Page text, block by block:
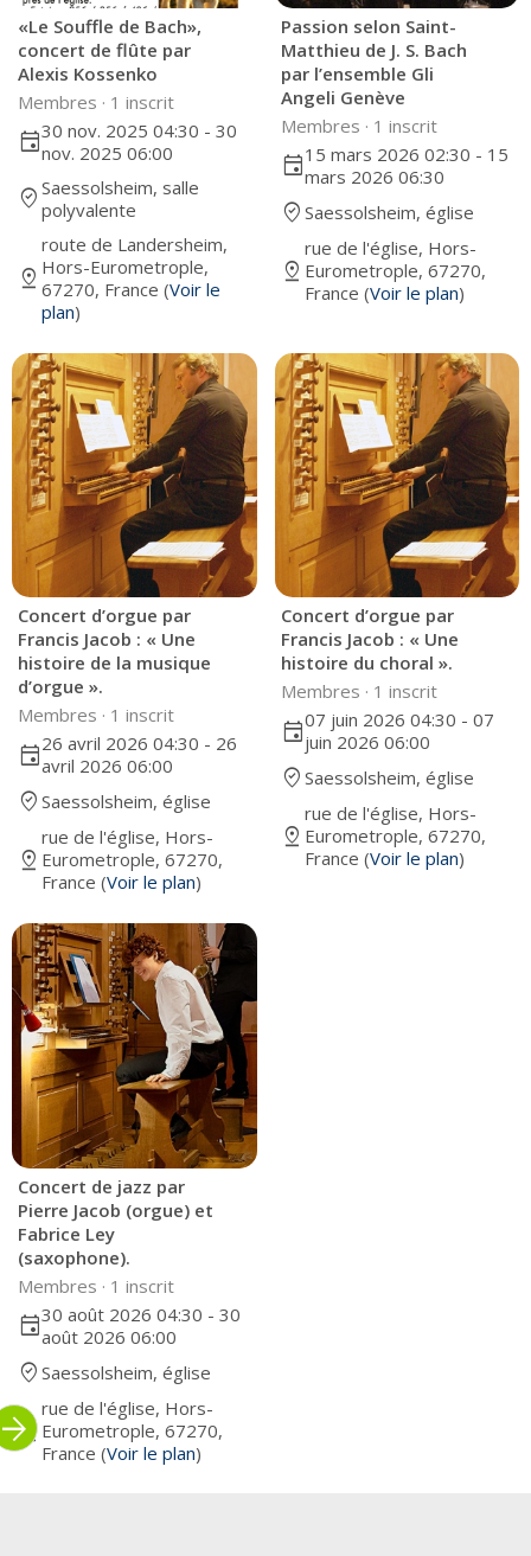
«Le Souffle de Bach»,
concert de flûte par
Alexis Kossenko
Membres · 1 inscrit
event30 nov. 2025 04:30 - 30
nov. 2025 06:00
where_to_vote Saessolsheim, salle
polyvalente
pin_drop
route de Landersheim,
Hors-Eurometrople,
67270, France (Voir le
plan)
Passion selon Saint-
Matthieu de J. S. Bach
par l’ensemble Gli
Angeli Genève
Membres · 1 inscrit
event15 mars 2026 02:30 - 15
mars 2026 06:30
where_to_vote Saessolsheim, église
pin_drop
rue de l'église, Hors-
Eurometrople, 67270,
France (Voir le plan)
Concert d’orgue par
Francis Jacob : « Une
histoire de la musique
d’orgue ».
Membres · 1 inscrit
event26 avril 2026 04:30 - 26
avril 2026 06:00
where_to_vote Saessolsheim, église
pin_drop
rue de l'église, Hors-
Eurometrople, 67270,
France (Voir le plan)
Concert d’orgue par
Francis Jacob : « Une
histoire du choral ».
Membres · 1 inscrit
event07 juin 2026 04:30 - 07
juin 2026 06:00
where_to_vote Saessolsheim, église
pin_drop
rue de l'église, Hors-
Eurometrople, 67270,
France (Voir le plan)
Concert de jazz par
Pierre Jacob (orgue) et
Fabrice Ley
(saxophone).
Membres · 1 inscrit
event30 août 2026 04:30 - 30
août 2026 06:00
where_to_vote Saessolsheim, église
pin_drop
rue de l'église, Hors-
Eurometrople, 67270,
France (Voir le plan)